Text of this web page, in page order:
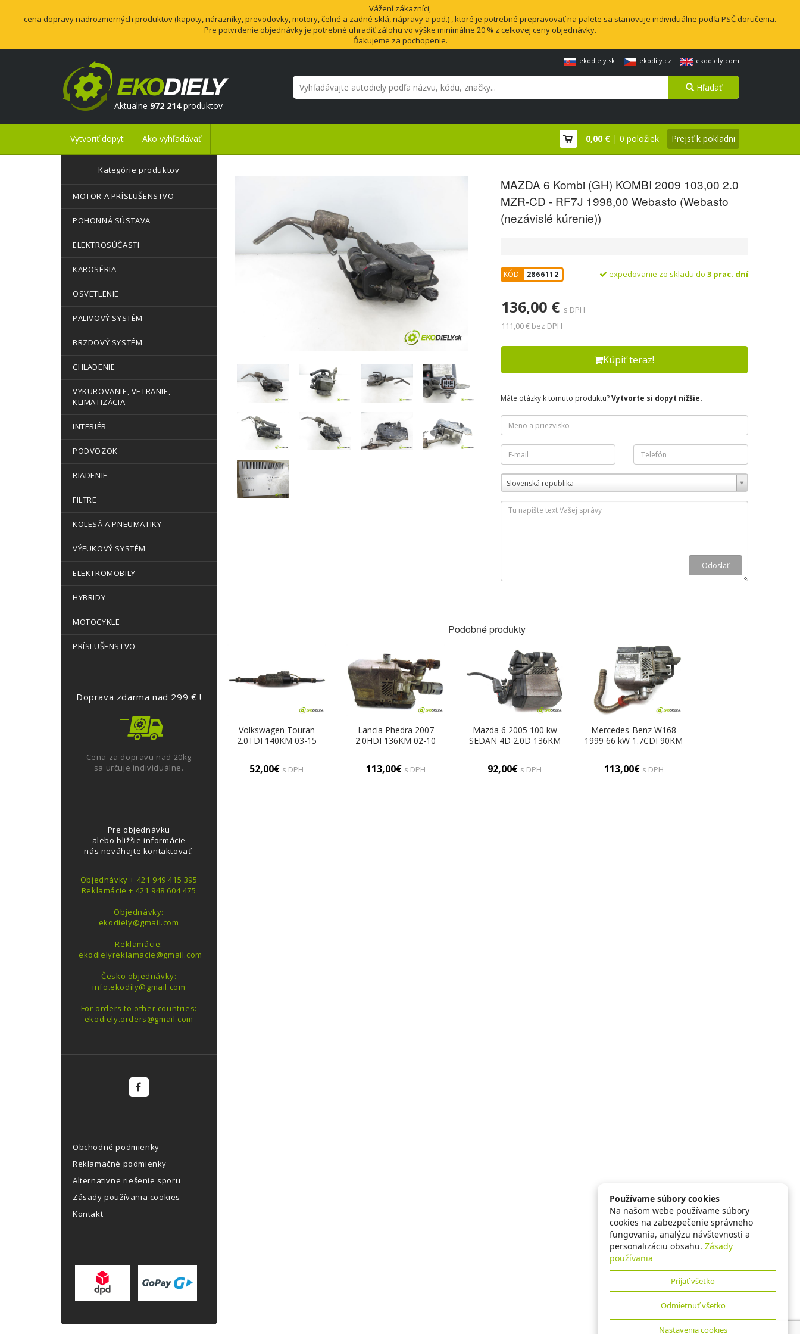
Vážení zákazníci,
cena dopravy nadrozmerných produktov (kapoty, nárazníky, prevodovky, motory, čelné a zadné sklá, nápravy a pod.) , ktoré je potrebné prepravovať na palete sa stanovuje individuálne podľa PSČ doručenia.
Pre potvrdenie objednávky je potrebné uhradiť zálohu vo výške minimálne 20 % z celkovej ceny objednávky.
Ďakujeme za pochopenie.
ekodiely.sk ekodily.cz ekodiely.com
Aktualne 972 214produktov
Hľadať
Vytvoriť dopyt Ako vyhľadávať 0,00 € | 0 položiek Prejsť k pokladni
Kategórie produktov
MOTOR A PRÍSLUŠENSTVO
POHONNÁ SÚSTAVA
ELEKTROSÚČASTI
KAROSÉRIA
OSVETLENIE
PALIVOVÝ SYSTÉM
BRZDOVÝ SYSTÉM
CHLADENIE
VYKUROVANIE, VETRANIE,
KLIMATIZÁCIA
INTERIÉR
PODVOZOK
RIADENIE
FILTRE
KOLESÁ A PNEUMATIKY
VÝFUKOVÝ SYSTÉM
ELEKTROMOBILY
HYBRIDY
MOTOCYKLE
PRÍSLUŠENSTVO
Doprava zdarma nad 299 € !
Cena za dopravu nad 20kg
sa určuje individuálne.
Pre objednávku
alebo bližšie informácie
nás neváhajte kontaktovať.
Objednávky + 421 949 415 395
Reklamácie + 421 948 604 475
Objednávky:
ekodiely@gmail.com
Reklamácie:
ekodielyreklamacie@gmail.com
Česko objednávky:
info.ekodily@gmail.com
For orders to other countries:
ekodiely.orders@gmail.com
Obchodné podmienky
Reklamačné podmienky
Alternativne riešenie sporu
Zásady používania cookies
Kontakt
MAZDA 6 Kombi (GH) KOMBI 2009 103,00 2.0
MZR-CD - RF7J 1998,00 Webasto (Webasto
(nezávislé kúrenie))
KÓD: 2866112 expedovanie zo skladu do 3 prac. dní
136,00 € s DPH
111,00 € bez DPH
Kúpiť teraz!
Máte otázky k tomuto produktu?Vytvorte si dopyt nižšie.
Slovenská republika
Podobné produkty
Volkswagen Touran
2.0TDI 140KM 03-15
52,00€ s DPH
Lancia Phedra 2007
2.0HDI 136KM 02-10
113,00€ s DPH
Mazda 6 2005 100 kw
SEDAN 4D 2.0D 136KM
92,00€ s DPH
Mercedes-Benz W168
1999 66 kW 1.7CDI 90KM
113,00€ s DPH
Používame súbory cookies
Na našom webe používame súbory
cookies na zabezpečenie správneho
fungovania, analýzu návštevnosti a
personalizáciu obsahu. Zásady
používania
Prijať všetko
Odmietnuť všetko
Nastavenia cookies